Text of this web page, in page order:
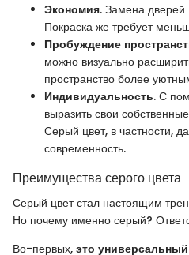
Экономия. Замена
Покраска же требует
Пробуждение
можно визуально
пространство более
Индивидуальность. С
выразить свои
Серый цвет, в частности,
современность.
Преимущества серого цвета
Серый цвет стал настоящим
Но почему именно серый?
Во-первых, это